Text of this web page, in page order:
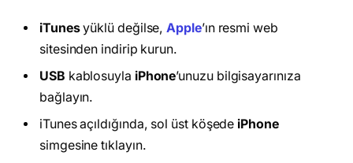
iTunesyüklü değilse, Apple’ın resmi web
sitesinden indirip kurun.
USB kablosuyla iPhone’unuzu bilgisayarınıza
bağlayın.
iTunes açıldığında, sol üst köşede iPhone
simgesine tıklayın.